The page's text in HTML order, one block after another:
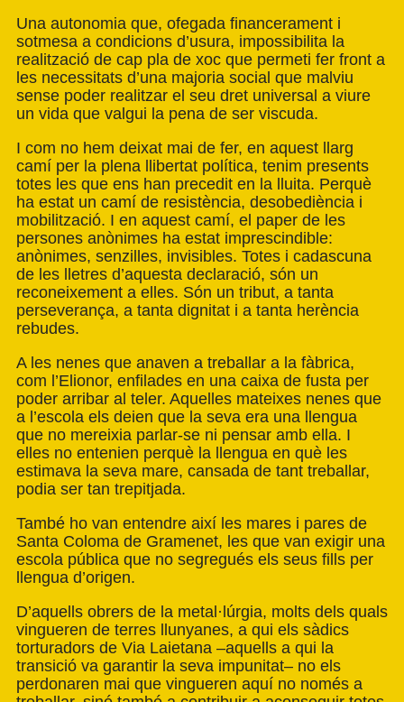
Una autonomia que, ofegada financerament i
sotmesa a condicions d’usura, impossibilita la
realització de cap pla de xoc que permeti fer front a
les necessitats d’una majoria social que malviu
sense poder realitzar el seu dret universal a viure
un vida que valgui la pena de ser viscuda.
I com no hem deixat mai de fer, en aquest llarg
camí per la plena llibertat política, tenim presents
totes les que ens han precedit en la lluita. Perquè
ha estat un camí de resistència, desobediència i
mobilització. I en aquest camí, el paper de les
persones anònimes ha estat imprescindible:
anònimes, senzilles, invisibles. Totes i cadascuna
de les lletres d’aquesta declaració, són un
reconeixement a elles. Són un tribut, a tanta
perseverança, a tanta dignitat i a tanta herència
rebudes.
A les nenes que anaven a treballar a la fàbrica,
com l’Elionor, enfilades en una caixa de fusta per
poder arribar al teler. Aquelles mateixes nenes que
a l’escola els deien que la seva era una llengua
que no mereixia parlar-se ni pensar amb ella. I
elles no entenien perquè la llengua en què les
estimava la seva mare, cansada de tant treballar,
podia ser tan trepitjada.
També ho van entendre així les mares i pares de
Santa Coloma de Gramenet, les que van exigir una
escola pública que no segregués els seus fills per
llengua d’origen.
D’aquells obrers de la metal·lúrgia, molts dels quals
vingueren de terres llunyanes, a qui els sàdics
torturadors de Via Laietana –aquells a qui la
transició va garantir la seva impunitat– no els
perdonaren mai que vingueren aquí no només a